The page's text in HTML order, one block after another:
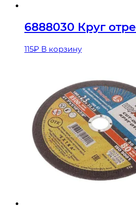
6888030 Круг
115₽ В корзину